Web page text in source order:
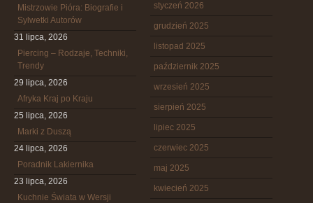
Mistrzowie Pióra: Biografie i
Sylwetki Autorów
31 lipca, 2026
Piercing – Rodzaje, Techniki,
Trendy
29 lipca, 2026
Afryka Kraj po Kraju
25 lipca, 2026
Marki z Duszą
24 lipca, 2026
Poradnik Lakiernika
23 lipca, 2026
Kuchnie Świata w Wersji
styczeń 2026
grudzień 2025
listopad 2025
październik 2025
wrzesień 2025
sierpień 2025
lipiec 2025
czerwiec 2025
maj 2025
kwiecień 2025